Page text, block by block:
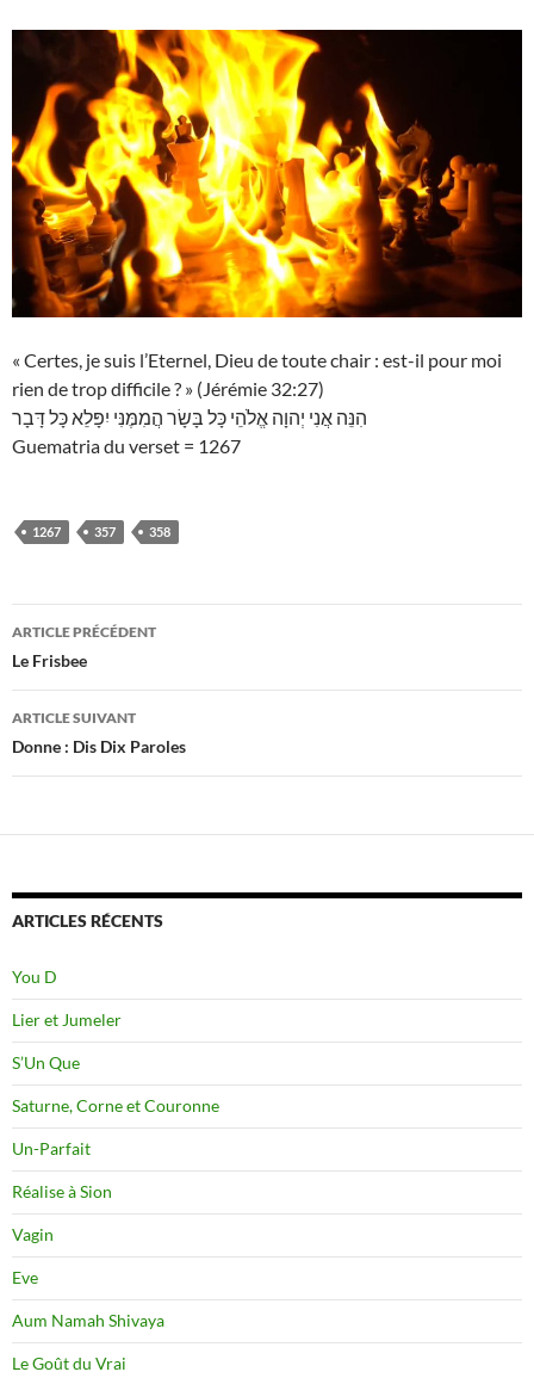
« Certes, je suis l’Eternel, Dieu de toute chair : est-il pour moi
rien de trop difficile ? » (Jérémie 32:27)
הִנֵּה אֲנִי יְהוָה אֱלֹהֵי כָּל בָּשָׂר הֲמִמֶּנִּי יִפָּלֵא כָּל דָּבָר
Guematria du verset = 1267
1267 357 358
Navigation
des
articles
ARTICLE PRÉCÉDENT
Le Frisbee
ARTICLE SUIVANT
Donne : Dis Dix Paroles
ARTICLES RÉCENTS
You D
Lier et Jumeler
S’Un Que
Saturne, Corne et Couronne
Un-Parfait
Réalise à Sion
Vagin
Eve
Aum Namah Shivaya
Le Goût du Vrai